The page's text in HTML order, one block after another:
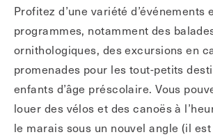
Profitez d’une variété d’événements
programmes, notamment des
ornithologiques, des excursions en
promenades pour les tout-petits
enfants d’âge préscolaire. Vous
louer des vélos et des canoës à
le marais sous un nouvel angle (il